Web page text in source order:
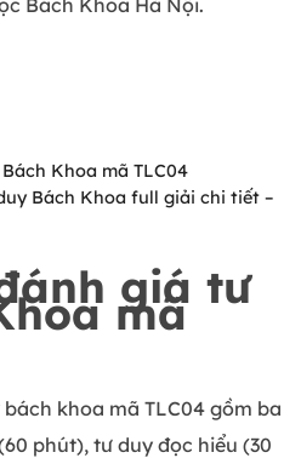
Khoa mã TLC04
Bách Khoa full giải chi tiết –
giá tư
mã
khoa mã TLC04 gồm ba
phút), tư duy đọc hiểu (30